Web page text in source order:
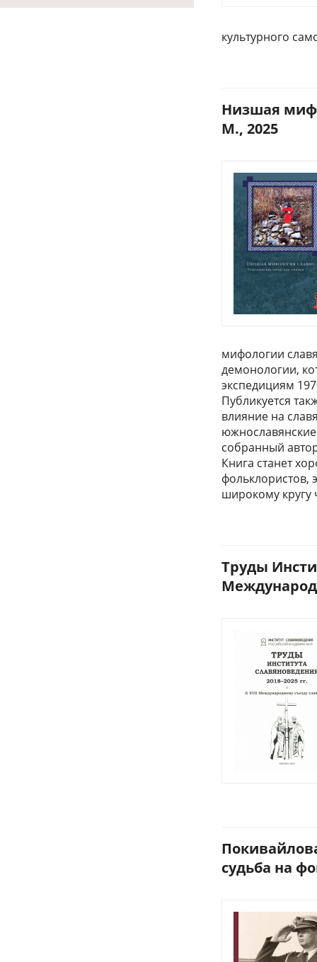
культурного
Низшая
М., 2025
мифологии
демонологии,
экспедициям
Публикуется
влияние на
собранный
Книга станет
фольклористов,
широкому кругу
Труды
судьба на